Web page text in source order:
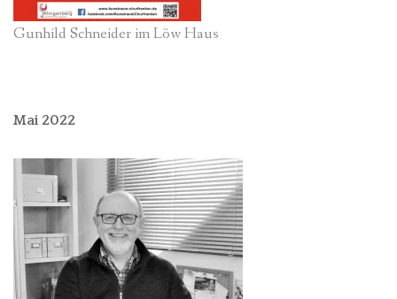
Gunhild Schneider im Löw Haus
Mai 2022